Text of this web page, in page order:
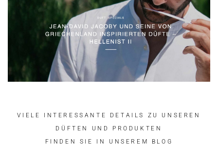
VIELE INTERESSANTE DETAILS ZU UNSEREN
DÜFTEN UND PRODUKTEN
FINDEN SIE IN UNSEREM BLOG